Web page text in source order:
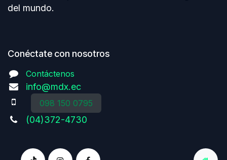
del mundo.
Conéctate con nosotros
Contáctenos
info@mdx.ec
098 150 0795
(04)372-4730